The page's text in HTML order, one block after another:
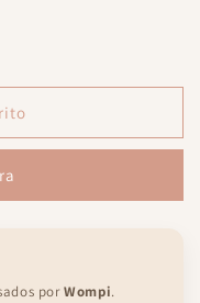
porWompi.